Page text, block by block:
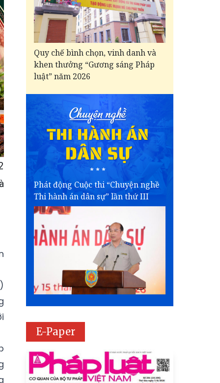
Quy chế bình chọn, vinh danh và
khen thưởng “Gương sáng Pháp
luật” năm 2026
Phát động Cuộc thi “Chuyện nghề
Thi hành án dân sự” lần thứ III
E-Paper